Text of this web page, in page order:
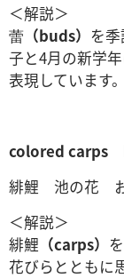
＜解説＞
蕾 （buds） を
子と4月の新学
表現しています。
colored carps
緋鯉 池の花 お
＜解説＞
緋鯉 （carps）
花びらとともに